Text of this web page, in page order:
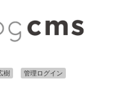
樹 管理ログイン